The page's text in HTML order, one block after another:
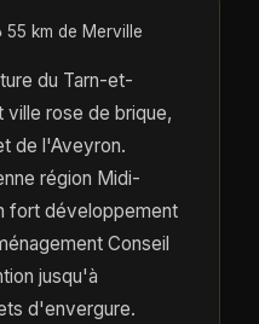
55 km de Merville
du Tarn-et-
ville rose de brique,
de l'Aveyron.
région Midi-
fort développement
Conseil
jusqu'à
d'envergure.